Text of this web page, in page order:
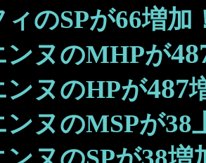
ィのSPが66増加
ンヌのMHPが
ンヌのHPが487
ンヌのMSPが38